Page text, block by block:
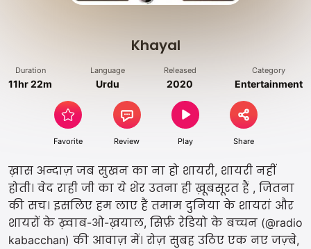
Khayal
Duration
11hr 22m
Language
Urdu
Released
2020
Category
Entertainment
Favorite Review Play Share
ख़ास अन्दाज़ जब सुखन का ना हो शायरी, शायरी नहीं
होती। वेद राही जी का ये शेर उतना ही ख़ूबसूरत हैं , जितना
की सच। इसलिए हम लाए हैं तमाम दुनिया के शायरां और
शायरों के ख़्वाब-ओ-ख़याल, सिर्फ़ रेडियो के बच्चन (@radio
kabacchan) की आवाज़ में। रोज़ सुबह उठिए एक नए जज़्बे,